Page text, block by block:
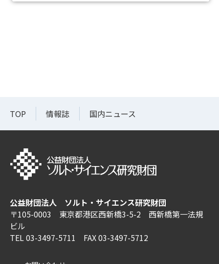
TOP 情報誌 国内ニュース
公益財団法人 ソルト・サイエンス研究財団
〒105-0003 東京都港区西新橋3-5-2 西新橋第一法規
ビル
TEL 03-3497-5711 FAX 03-3497-5712